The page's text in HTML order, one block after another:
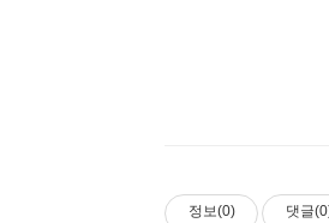
정보(0) 댓글